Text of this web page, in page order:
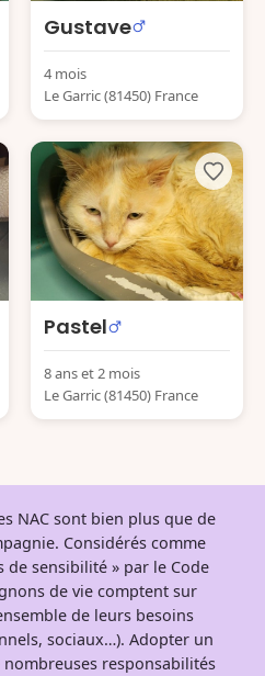
Gustave
4 mois
Le Garric (81450) France
Pastel
8 ans et 2 mois
Le Garric (81450) France
NAC sont bien plus que de
Considérés comme
de sensibilité » par le Code
de vie comptent sur
de leurs besoins
sociaux…). Adopter un
nombreuses responsabilités